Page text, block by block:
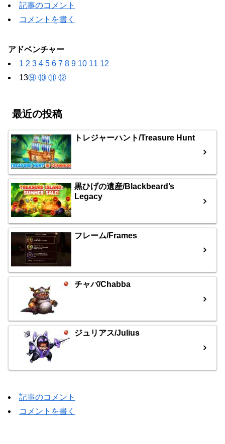
記事のコメント
コメントを書く
アドベンチャー
1 2 3 4 5 6 7 8 9 10 11 12
13⑨ ⑩ ⑪ ⑫
最近の投稿
トレジャーハント/Treasure Hunt
黒ひげの遺産/Blackbeard’s
Legacy
フレーム/Frames
チャバ/Chabba
ジュリアス/Julius
記事のコメント
コメントを書く